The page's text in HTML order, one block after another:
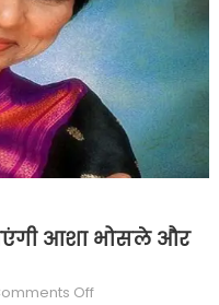
आशा भोसले और
Offon